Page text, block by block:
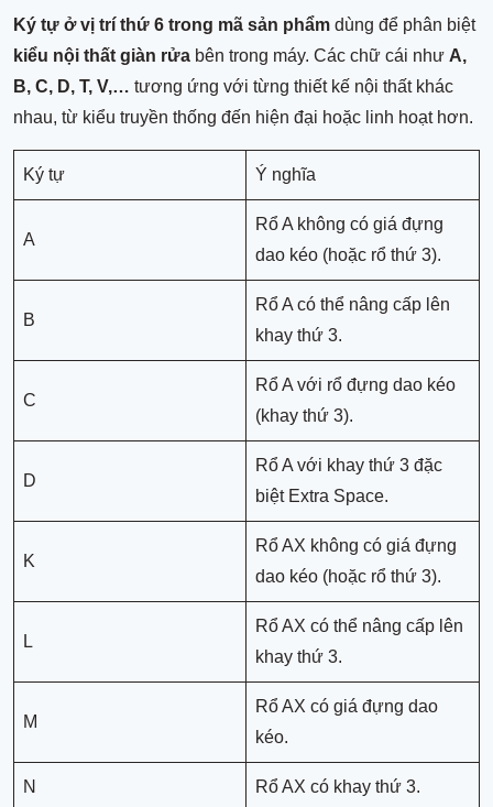
Ký tự ở vị trí thứ 6 trong mã sản phẩm dùng để phân biệt
kiểu nội thất giàn rửa bên trong máy. Các chữ cái như A,
B, C, D, T, V,… tương ứng với từng thiết kế nội thất khác
nhau, từ kiểu truyền thống đến hiện đại hoặc linh hoạt hơn.
Ký tự Ý nghĩa
A
Rổ A không có giá đựng
dao kéo (hoặc rổ thứ 3).
B
Rổ A có thể nâng cấp lên
khay thứ 3.
C
Rổ A với rổ đựng dao kéo
(khay thứ 3).
D
Rổ A với khay thứ 3 đặc
biệt Extra Space.
K
Rổ AX không có giá đựng
dao kéo (hoặc rổ thứ 3).
L
Rổ AX có thể nâng cấp lên
khay thứ 3.
M
Rổ AX có giá đựng dao
kéo.
N Rổ AX có khay thứ 3.